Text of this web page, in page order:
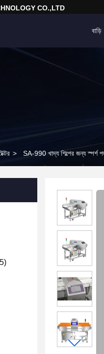
CO.,LTD
বাড়ি
> SA-990 খাদ্য শিল্পের জন্য স্পর্শ